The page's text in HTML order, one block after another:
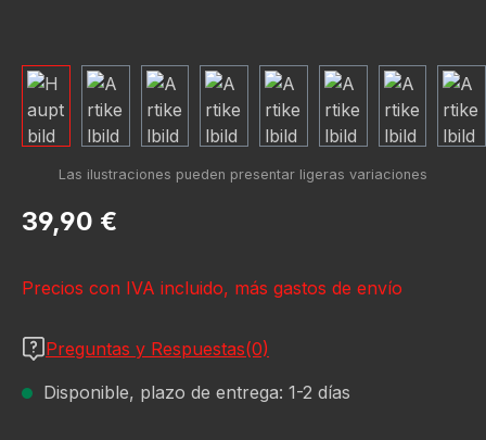
Precio normal:
39,90 €
Precios con IVA incluido, más gastos de envío
Preguntas y Respuestas(0)
Disponible, plazo de entrega: 1-2 días